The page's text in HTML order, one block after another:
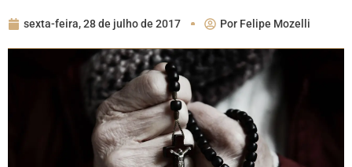
sexta-feira, 28 de julho de 2017 Por Felipe Mozelli